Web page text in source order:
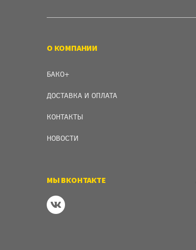
О КОМПАНИИ
БАКО+
ДОСТАВКА И ОПЛАТА
КОНТАКТЫ
НОВОСТИ
МЫ ВКОНТАКТЕ